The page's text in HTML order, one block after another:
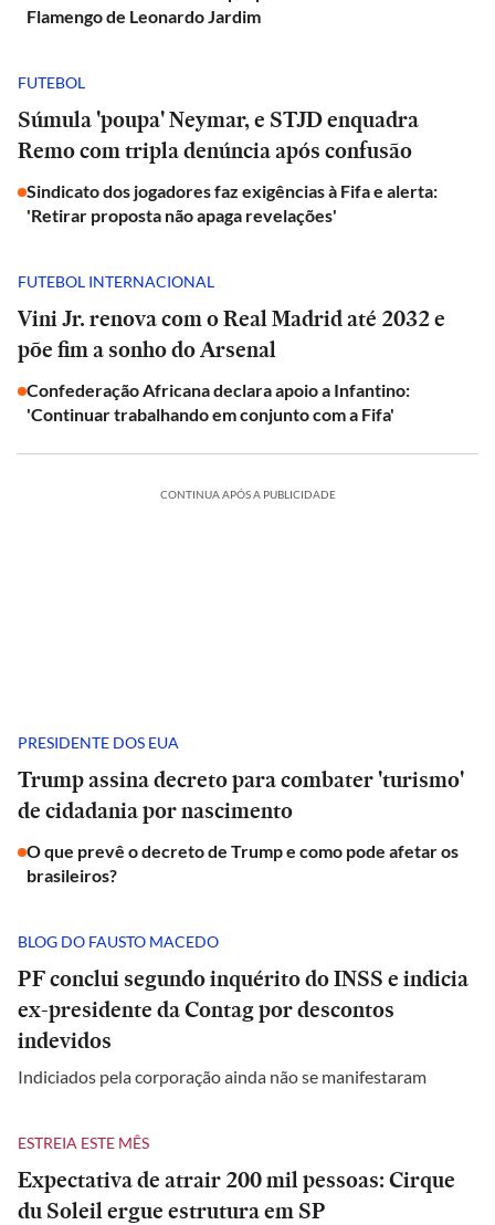
Flamengo de Leonardo Jardim
FUTEBOL
Súmula 'poupa' Neymar, e STJD enquadra
Remo com tripla denúncia após confusão
Sindicato dos jogadores faz exigências à Fifa e alerta:
'Retirar proposta não apaga revelações'
FUTEBOL INTERNACIONAL
Vini Jr. renova com o Real Madrid até 2032 e
põe fim a sonho do Arsenal
Confederação Africana declara apoio a Infantino:
'Continuar trabalhando em conjunto com a Fifa'
CONTINUA APÓS A PUBLICIDADE
PRESIDENTE DOS EUA
Trump assina decreto para combater 'turismo'
de cidadania por nascimento
O que prevê o decreto de Trump e como pode afetar os
brasileiros?
BLOG DO FAUSTO MACEDO
PF conclui segundo inquérito do INSS e indicia
ex-presidente da Contag por descontos
indevidos
Indiciados pela corporação ainda não se manifestaram
ESTREIA ESTE MÊS
Expectativa de atrair 200 mil pessoas: Cirque
du Soleil ergue estrutura em SP